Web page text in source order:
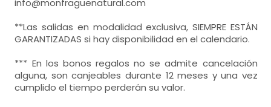
info@monfraguenatural.com
**Las salidas en modalidad exclusiva, SIEMPRE ESTÁN
GARANTIZADAS si hay disponibilidad en el calendario.
*** En los bonos regalos no se admite cancelación
alguna, son canjeables durante 12 meses y una vez
cumplido el tiempo perderán su valor.